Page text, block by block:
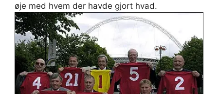
øje med hvem der havde gjort hvad.